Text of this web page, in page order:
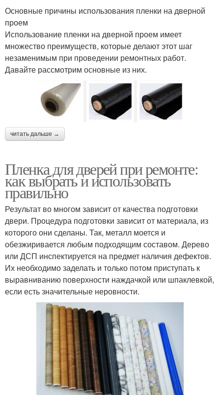
Основные причины использования пленки на дверной
проем
Использование пленки на дверной проем имеет
множество преимуществ, которые делают этот шаг
незаменимым при проведении ремонтных работ.
Давайте рассмотрим основные из них.
читать дальше →
Пленка для дверей при ремонте:
как выбрать и использовать
правильно
Результат во многом зависит от качества подготовки
двери. Процедура подготовки зависит от материала, из
которого они сделаны. Так, металл моется и
обезжиривается любым подходящим составом. Дерево
или ДСП инспектируется на предмет наличия дефектов.
Их необходимо заделать и только потом приступать к
выравниванию поверхности наждачкой или шпаклевкой,
если есть значительные неровности.